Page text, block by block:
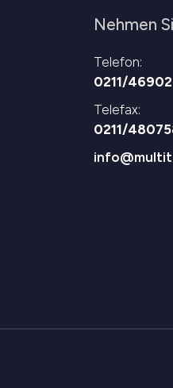
Nehmen
Telefon:
0211/
Telefax:
0211/